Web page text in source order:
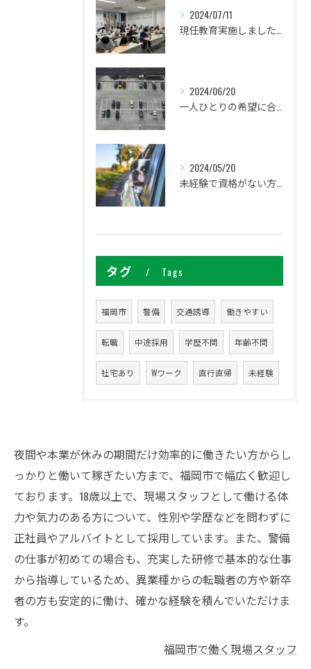
2024/07/11
2024/06/20
2024/05/20
タグ Tags
福岡市 警備 交通誘導 働きやすい
転職 中途採用 学歴不問 年齢不問
社宅あり Wワーク 直行直帰 未経験
夜間や本業が休みの期間だけ効率的に働きたい方からし
っかりと働いて稼ぎたい方まで、福岡市で幅広く歓迎し
ております。18歳以上で、現場スタッフとして働ける体
力や気力のある方について、性別や学歴などを問わずに
正社員やアルバイトとして採用しています。また、警備
の仕事が初めての場合も、充実した研修で基本的な仕事
から指導しているため、異業種からの転職者の方や新卒
者の方も安定的に働け、確かな経験を積んでいただけま
す。
福岡市で働く現場スタッフ